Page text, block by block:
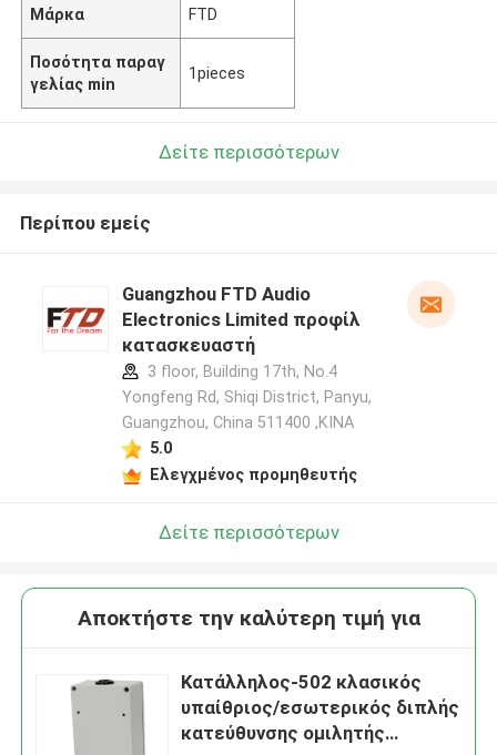
Μάρκα FTD
Ποσότητα παραγ
γελίας min
1pieces
Δείτε περισσότερων
Περίπου εμείς
Guangzhou FTD Audio
Electronics Limited προφίλ
κατασκευαστή
3 floor, Building 17th, No.4
Yongfeng Rd, Shiqi District, Panyu,
Guangzhou, China 511400 ,ΚΙΝΑ
5.0
Ελεγχμένος προμηθευτής
Δείτε περισσότερων
Αποκτήστε την καλύτερη τιμή για
Κατάλληλος-502 κλασικός
υπαίθριος/εσωτερικός διπλής
κατεύθυνσης ομιλητής